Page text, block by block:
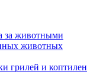
за животными
животных
грилей и коптилен